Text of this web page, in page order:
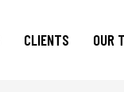
CLIENTS OUR